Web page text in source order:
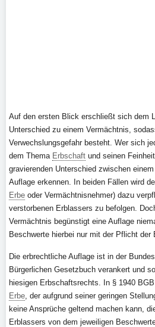
Auf den ersten Blick erschließt sich dem
Unterschied zu einem Vermächtnis,
Verwechslungsgefahr besteht. Wer sich
dem Thema Erbschaft und seinen
gravierenden Unterschied zwischen
Auflage erkennen. In beiden Fällen wird
Erbe oder Vermächtnisnehmer) dazu
verstorbenen Erblassers zu befolgen.
Vermächtnis begünstigt eine Auflage
Beschwerte hierbei nur mit der Pflicht der
Die erbrechtliche Auflage ist in der
Bürgerlichen Gesetzbuch verankert und
hiesigen Erbschaftsrechts. In § 1940
Erbe, der aufgrund seiner geringen
keine Ansprüche geltend machen kann,
Erblassers von dem jeweiligen